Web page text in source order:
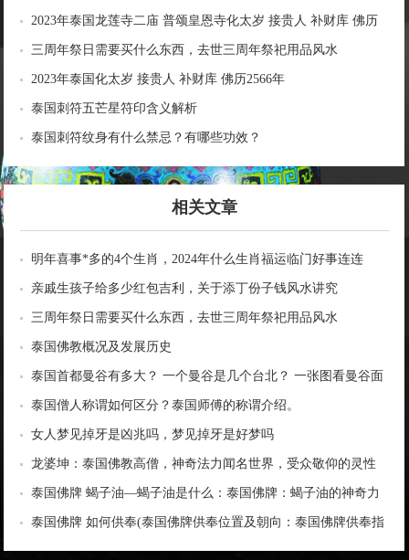
2023年泰国龙莲寺二庙 普颂皇恩寺化太岁 接贵人 补财库 佛历
2566年
三周年祭日需要买什么东西，去世三周年祭祀用品风水
2023年泰国化太岁 接贵人 补财库 佛历2566年
泰国刺符五芒星符印含义解析
泰国刺符纹身有什么禁忌？有哪些功效？
相关文章
明年喜事*多的4个生肖，2024年什么生肖福运临门好事连连
亲戚生孩子给多少红包吉利，关于添丁份子钱风水讲究
三周年祭日需要买什么东西，去世三周年祭祀用品风水
泰国佛教概况及发展历史
泰国首都曼谷有多大？ 一个曼谷是几个台北？ 一张图看曼谷面
积与各大城市比较
泰国僧人称谓如何区分？泰国师傅的称谓介绍。
女人梦见掉牙是凶兆吗，梦见掉牙是好梦吗
龙婆坤：泰国佛教高僧，神奇法力闻名世界，受众敬仰的灵性
导师
泰国佛牌 蝎子油—蝎子油是什么：泰国佛牌：蝎子油的神奇力
量
泰国佛牌 如何供奉(泰国佛牌供奉位置及朝向：泰国佛牌供奉指
南)